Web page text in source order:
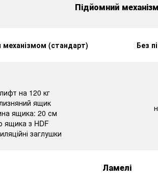
Підйомний
механізмом (стандарт) Без
на 120 кг
ящик
ящика: 20 см
ящика з HDF
заглушки
Ламелі